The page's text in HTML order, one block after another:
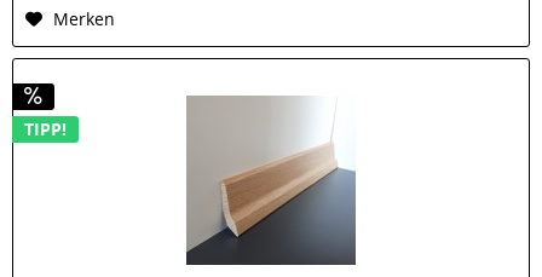
Merken
TIPP!